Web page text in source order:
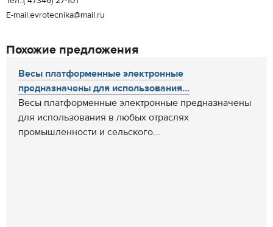
E-mail:evrotecnika@mail.ru
Похожие предложения
Весы платформенные электронные
предназначены для использования...
Весы платформенные электронные предназначены
для использования в любых отраслях
промышленности и сельского...